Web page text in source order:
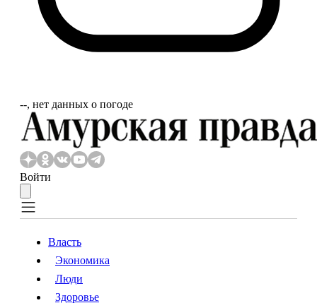
‐‐, нет данных о погоде
Войти
Власть
Власть
Экономика
Люди
Здоровье